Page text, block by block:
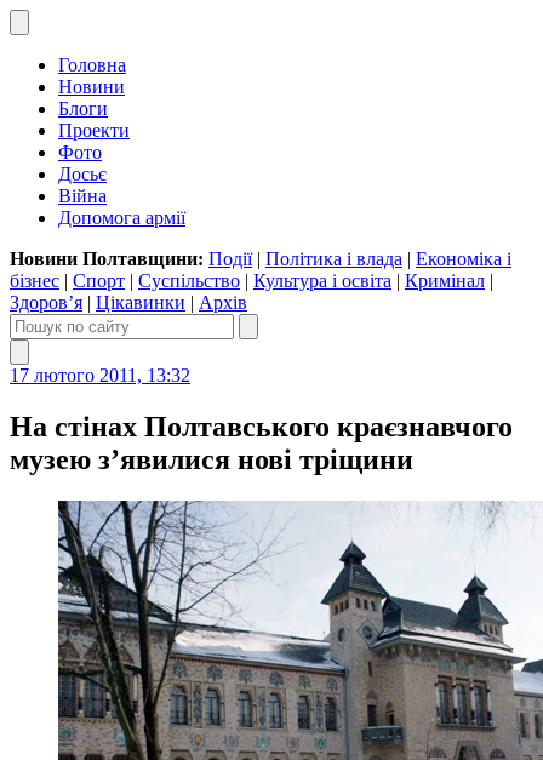
Головна
Новини
Блоги
Проекти
Фото
Досьє
Війна
Допомога армії
Новини Полтавщини: Події| Політика і влада | Економіка і
бізнес | Спорт | Суспільство | Культура і освіта | Кримінал |
Здоров’я | Цікавинки | Архів
17 лютого 2011, 13:32
На стінах Полтавського краєзнавчого
музею з’явилися нові тріщини